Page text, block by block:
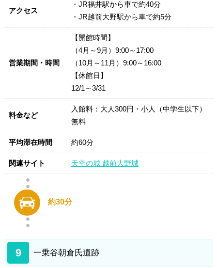
アクセス
・JR福井駅から車で約40分
・JR越前大野駅から車で約5分
営業期間・時間
【開館時間】
（4月～9月）9:00～17:00
（10月～11月）9:00～16:00
【休館日】
12/1～3/31
料金など
入館料：大人300円・小人（中学生以下）
無料
平均滞在時間 約60分
関連サイト 天空の城 越前大野城
約30分
9 一乗谷朝倉氏遺跡